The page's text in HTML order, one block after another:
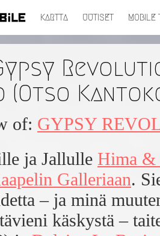
SIIRRY
KARTTA UUTISET MOBILE
Gypsy
(Otso
of: GYPSY
ja Jallulle Hima &
Galleriaan.
– ja minä
käskystä –